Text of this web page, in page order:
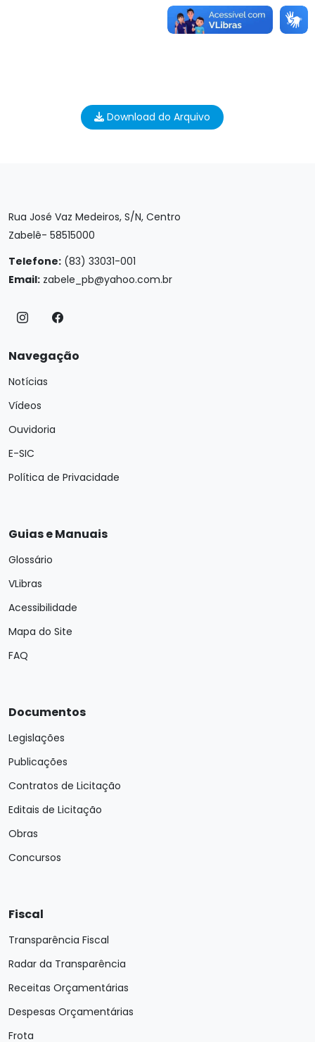
Download do Arquivo
Rua José Vaz Medeiros, S/N, Centro
Zabelê- 58515000
Telefone: (83) 33031-001
Email: zabele_pb@yahoo.com.br
Navegação
Notícias
Vídeos
Ouvidoria
E-SIC
Política de Privacidade
Guias e Manuais
Glossário
VLibras
Acessibilidade
Mapa do Site
FAQ
Documentos
Legislações
Publicações
Contratos de Licitação
Editais de Licitação
Obras
Concursos
Fiscal
Transparência Fiscal
Radar da Transparência
Receitas Orçamentárias
Despesas Orçamentárias
Frota